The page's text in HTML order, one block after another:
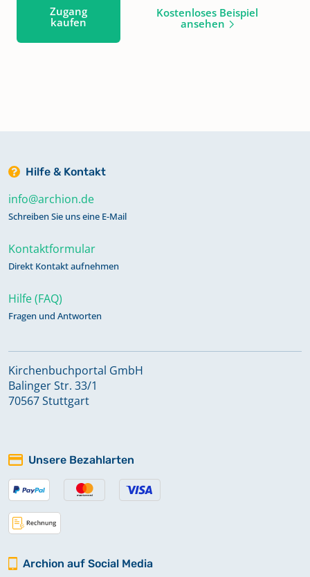
Zugang
kaufen
Kostenloses Beispiel
ansehen
Hilfe & Kontakt
info@archion.de
Schreiben Sie uns eine E-Mail
Kontaktformular
Direkt Kontakt aufnehmen
Hilfe (FAQ)
Fragen und Antworten
Kirchenbuchportal GmbH
Balinger Str. 33/1
70567 Stuttgart
Unsere Bezahlarten
Archion auf Social Media